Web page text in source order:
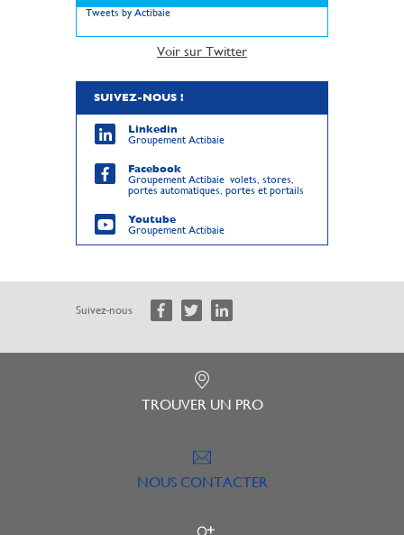
Tweets by Actibaie
Voir sur Twitter
SUIVEZ-NOUS !
Linkedin
Groupement Actibaie
Facebook
Groupement Actibaie volets, stores,
portes automatiques, portes et portails
Youtube
Groupement Actibaie
Suivez-nous
TROUVER UN PRO
NOUS CONTACTER